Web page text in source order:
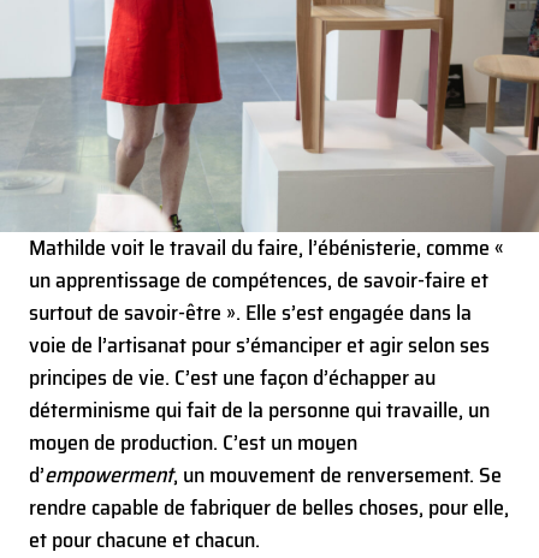
Mathilde voit le travail du faire, l’ébénisterie, comme «
un apprentissage de compétences, de savoir-faire et
surtout de savoir-être ». Elle s’est engagée dans la
voie de l’artisanat pour s’émanciper et agir selon ses
principes de vie. C’est une façon d’échapper au
déterminisme qui fait de la personne qui travaille, un
moyen de production. C’est un moyen
d’empowerment, un mouvement de renversement. Se
rendre capable de fabriquer de belles choses, pour elle,
et pour chacune et chacun.